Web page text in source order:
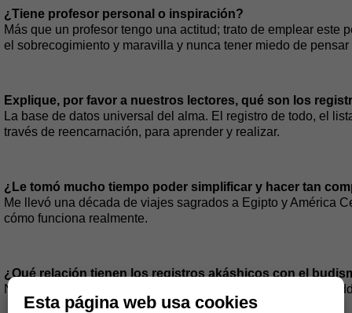
¿Tiene profesor personal o inspiración?
Más que un profesor tengo una actitud; trato de emplear
el sobrecogimiento y maravilla y nunca tener miedo de
Explique, por favor a nuestros lectores, qué son los
La base de datos universal del alma. El registro de todo, el
través de reencarnación, para aprender y realizar.
¿Le tomó mucho tiempo poder simplificar y hacer tan
Me llevó una década de viajes sagrados a Egipto y América
cómo funciona realmente.
¿Qué relación tienen los registros akáshicos con el
Ninguna, exceptuando que podemos encontrar a nuestro
Esta página web usa cookies